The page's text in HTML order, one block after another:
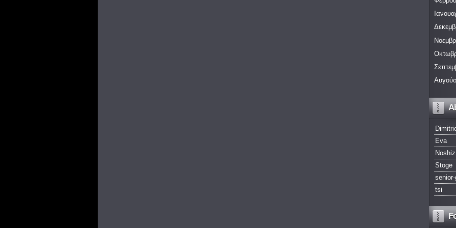
Eva
Noshiz
Stoge
tsi